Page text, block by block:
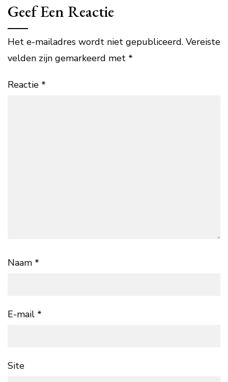
Geef Een Reactie
Het e-mailadres wordt niet gepubliceerd. Vereiste
velden zijn gemarkeerd met *
Reactie *
Naam *
E-mail *
Site